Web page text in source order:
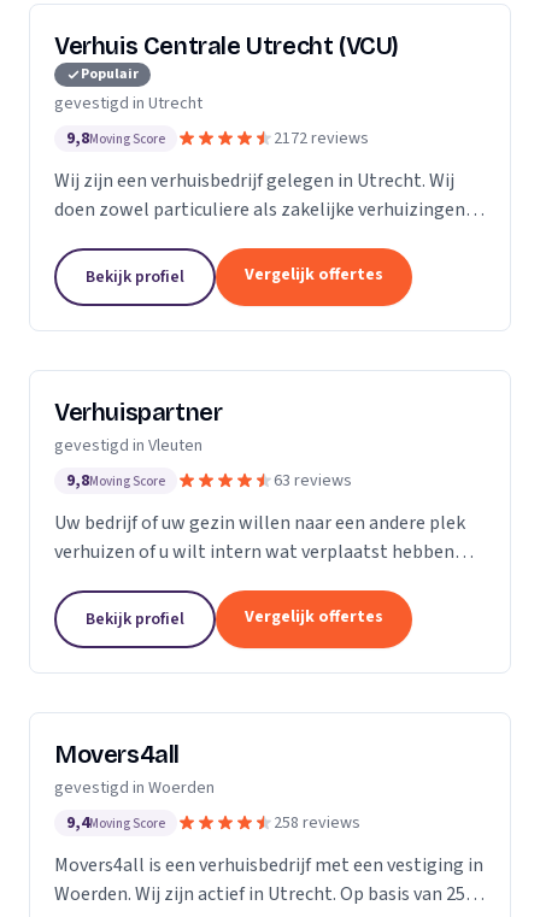
Verhuis Centrale Utrecht (VCU)
Populair
gevestigd in Utrecht
9,8Moving Score 2172 reviews
Wij zijn een verhuisbedrijf gelegen in Utrecht. Wij
doen zowel particuliere als zakelijke verhuizingen.
opslag van inboedel, de- en montageservice,...
Bekijk profiel Vergelijk offertes
Verhuispartner
gevestigd in Vleuten
9,8Moving Score 63 reviews
Uw bedrijf of uw gezin willen naar een andere plek
verhuizen of u wilt intern wat verplaatst hebben
Bekijk profiel Vergelijk offertes
Movers4all
gevestigd in Woerden
9,4Moving Score 258 reviews
Movers4all is een verhuisbedrijf met een vestiging in
Woerden. Wij zijn actief in Utrecht. Op basis van 258